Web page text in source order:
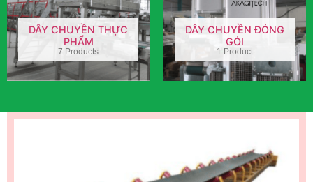
DÂY CHUYỀN THỰC
PHẨM
7 Products
DÂY CHUYỀN ĐÓNG
GÓI
1 Product